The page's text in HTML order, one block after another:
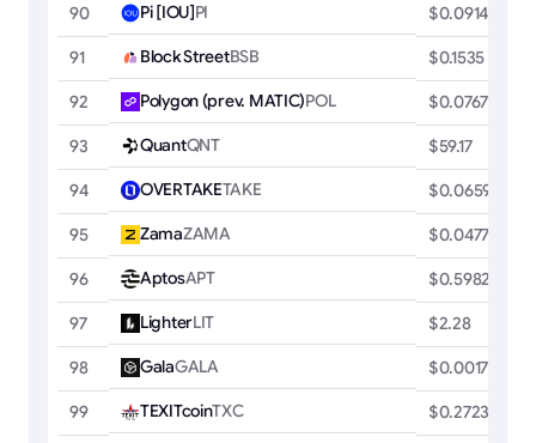
90 Pi [IOU]PI $0.0914
91 Block StreetBSB $0.1535
92 Polygon (prev. MATIC)POL $0.0767
93 QuantQNT $59.17
94 OVERTAKETAKE $0.0659
95 ZamaZAMA $0.0477
96 AptosAPT $0.5982
97 LighterLIT $2.28
98 GalaGALA $0.00179485
99 TEXITcoinTXC $0.2723